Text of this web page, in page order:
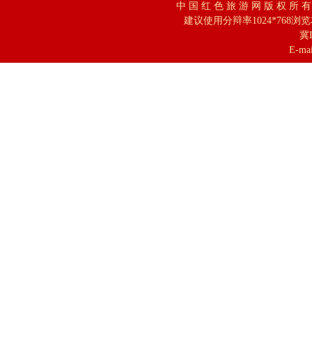
中 国 红 色 旅 游 网 版 权 所
建议使用分辩率1024*768浏
冀
E-